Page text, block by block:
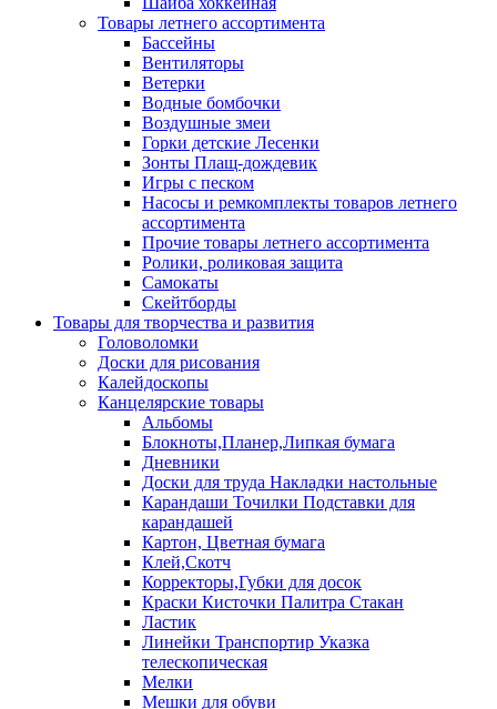
Товары летнего ассортимента
Бассейны
Вентиляторы
Ветерки
Водные бомбочки
Воздушные змеи
Горки детские Лесенки
Зонты Плащ-дождевик
Игры с песком
Насосы и ремкомплекты товаров летнего
ассортимента
Прочие товары летнего ассортимента
Ролики, роликовая защита
Самокаты
Скейтборды
Товары для творчества и развития
Головоломки
Доски для рисования
Калейдоскопы
Канцелярские товары
Альбомы
Блокноты,Планер,Липкая бумага
Дневники
Доски для труда Накладки настольные
Карандаши Точилки Подставки для
карандашей
Картон, Цветная бумага
Клей,Скотч
Корректоры,Губки для досок
Краски Кисточки Палитра Стакан
Ластик
Линейки Транспортир Указка
телескопическая
Мелки
Мешки для обуви